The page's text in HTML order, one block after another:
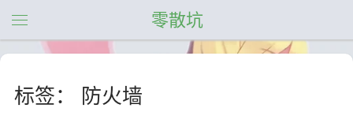
零散坑
标签： 防火墙